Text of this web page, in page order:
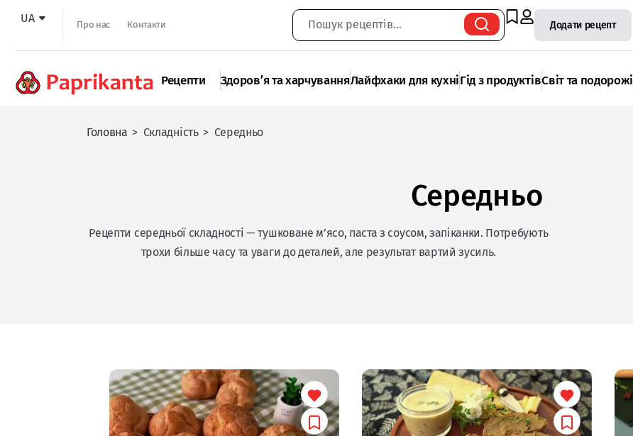
UA Про нас Контакти Додати рецепт
Рецепти Здоров’я та харчуванняЛайфхаки для кухніГід з продуктівСвіт та подорожі
Головна > Складність> Середньо
Середньо
Рецепти середньої складності — тушковане м’ясо, паста з соусом, запіканки. Потребують
трохи більше часу та уваги до деталей, але результат вартий зусиль.